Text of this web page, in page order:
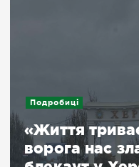
Подробиці
«Життя
ворога нас